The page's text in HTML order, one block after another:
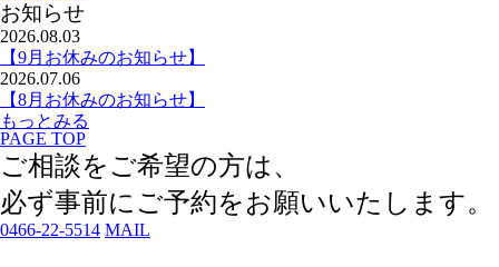
お知らせ
2026.08.03
【9月お休みのお知らせ】
2026.07.06
【8月お休みのお知らせ】
もっとみる
PAGE TOP
ご相談をご希望の方は、
必ず事前にご予約をお願いいたします。
0466-22-5514 MAIL